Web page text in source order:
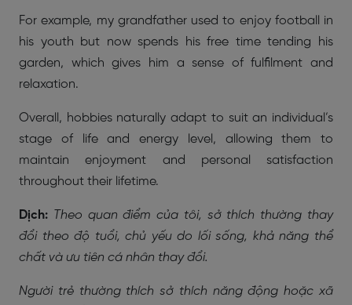
For example, my grandfather used to enjoy football in
his youth but now spends his free time tending his
garden, which gives him a sense of fulfilment and
relaxation.
Overall, hobbies naturally adapt to suit an individual’s
stage of life and energy level, allowing them to
maintain enjoyment and personal satisfaction
throughout their lifetime.
Dịch: Theo quan điểm của tôi, sở thích thường thay
đổi theo độ tuổi, chủ yếu do lối sống, khả năng thể
chất và ưu tiên cá nhân thay đổi.
Người trẻ thường thích sở thích năng động hoặc xã